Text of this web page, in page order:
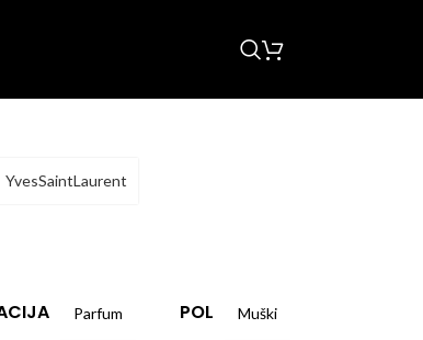
YvesSaintLaurent
Parfum POL Muški